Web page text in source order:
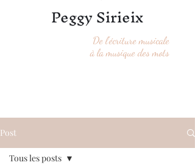
Peggy Sirieix
De l'écriture musicale
à la musique des mots
Post
Tous les posts